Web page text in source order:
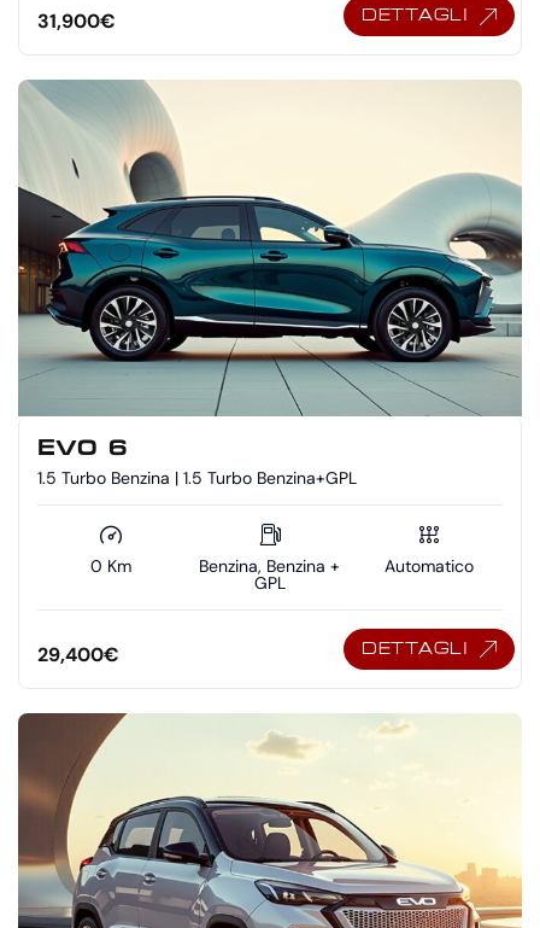
31,900€ DETTAGLI
EVO 6
1.5 Turbo Benzina | 1.5 Turbo Benzina+GPL
0 Km Benzina, Benzina +
GPL
Automatico
29,400€ DETTAGLI